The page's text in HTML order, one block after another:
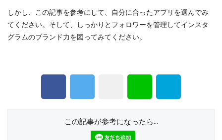
しかし、この記事を参考にして、自分に合ったアプリを選んでみ
てください。そして、しっかりとフォロワーを管理してインスタ
グラムのブランド力を図ってみてください。
この記事が参考になったら...